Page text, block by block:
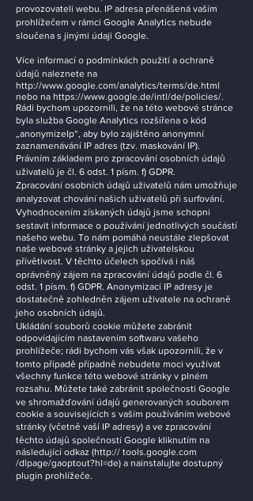
provozovateli webu. IP adresa přenášená vaším
prohlížečem v rámci Google Analytics nebude
sloučena s jinými údaji Google.
Více informací o podmínkách použití a ochraně
údajů naleznete na
http://www.google.com/analytics/terms/de.html
nebo na https://www.google.de/intl/de/policies/.
Rádi bychom upozornili, že na této webové stránce
byla služba Google Analytics rozšířena o kód
„anonymizeIp“, aby bylo zajištěno anonymní
zaznamenávání IP adres (tzv. maskování IP).
Právním základem pro zpracování osobních údajů
uživatelů je čl. 6 odst. 1 písm. f) GDPR.
Zpracování osobních údajů uživatelů nám umožňuje
analyzovat chování našich uživatelů při surfování.
Vyhodnocením získaných údajů jsme schopni
sestavit informace o používání jednotlivých součástí
našeho webu. To nám pomáhá neustále zlepšovat
naše webové stránky a jejich uživatelskou
přívětivost. V těchto účelech spočívá i náš
oprávněný zájem na zpracování údajů podle čl. 6
odst. 1 písm. f) GDPR. Anonymizací IP adresy je
dostatečně zohledněn zájem uživatele na ochraně
jeho osobních údajů.
Ukládání souborů cookie můžete zabránit
odpovídajícím nastavením softwaru vašeho
prohlížeče; rádi bychom vás však upozornili, že v
tomto případě případně nebudete moci využívat
všechny funkce této webové stránky v plném
rozsahu. Můžete také zabránit společnosti Google
ve shromažďování údajů generovaných souborem
cookie a souvisejících s vaším používáním webové
stránky (včetně vaší IP adresy) a ve zpracování
těchto údajů společností Google kliknutím na
následující odkaz (http:// tools.google.com
/dlpage/gaoptout?hl=de) a nainstalujte dostupný
plugin prohlížeče.